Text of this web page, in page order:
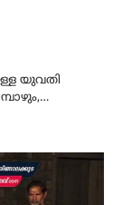
യുവതി